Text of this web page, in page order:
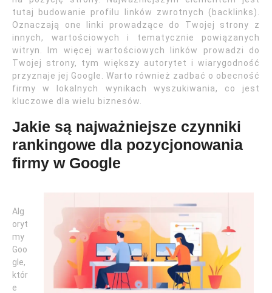
tutaj budowanie profilu linków zwrotnych (backlinks).
Oznaczają one linki prowadzące do Twojej strony z
innych, wartościowych i tematycznie powiązanych
witryn. Im więcej wartościowych linków prowadzi do
Twojej strony, tym większy autorytet i wiarygodność
przyznaje jej Google. Warto również zadbać o obecność
firmy w lokalnych wynikach wyszukiwania, co jest
kluczowe dla wielu biznesów.
Jakie są najważniejsze czynniki
rankingowe dla pozycjonowania
firmy w Google
Alg
oryt
my
Goo
gle,
któr
e